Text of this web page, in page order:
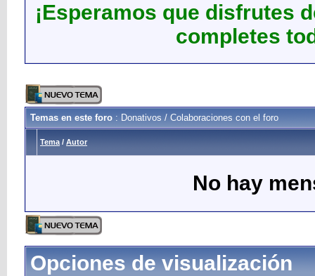
¡Esperamos que disfrutes
completes
Temas en este foro : Donativos / Colaboraciones con el foro
Tema / Autor
No hay
Opciones de visualización